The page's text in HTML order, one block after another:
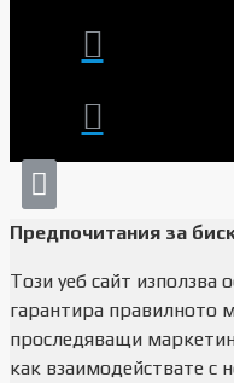
Предпочитания за
Този уеб сайт използва
гарантира правилното
проследяващи
как взаимодействате с